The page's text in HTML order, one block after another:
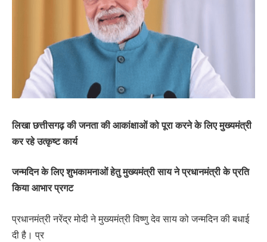
लिखा छत्तीसगढ़ की जनता की आकांक्षाओं को पूरा करने के लिए मुख्यमंत्री
कर रहे उत्कृष्ट कार्य
जन्मदिन के लिए शुभकामनाओं हेतु मुख्यमंत्री साय ने प्रधानमंत्री के प्रति
किया आभार प्रगट
प्रधानमंत्री नरेंद्र मोदी ने मुख्यमंत्री विष्णु देव साय को जन्मदिन की बधाई
दी है। प्र